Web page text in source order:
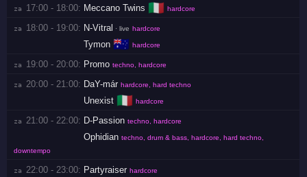
za 17:00 - 18:00: Meccano Twins 🇮🇹 hardcore
za 18:00 - 19:00: N-Vitral · live hardcore
Tymon 🇦🇺 hardcore
za 19:00 - 20:00: Promo techno, hardcore
za 20:00 - 21:00: DaY-már hardcore, hard techno
Unexist 🇮🇹 hardcore
za 21:00 - 22:00: D-Passion techno, hardcore
Ophidian techno, drum & bass, hardcore, hard techno,
downtempo
za 22:00 - 23:00: Partyraiser hardcore